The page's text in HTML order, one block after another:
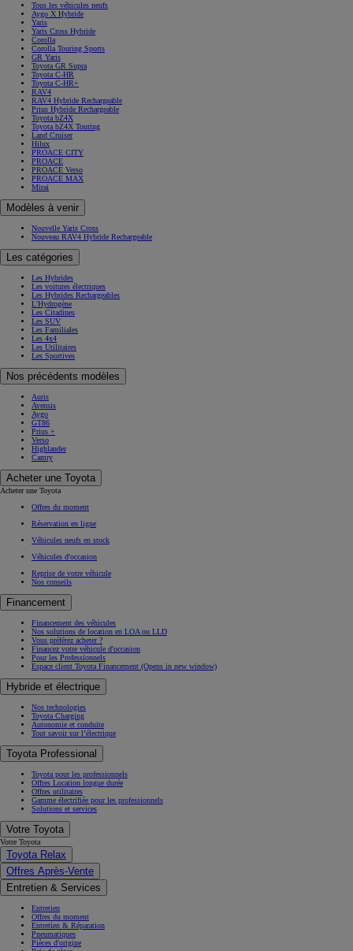
Tous les véhicules neufs
Aygo X Hybride
Yaris
Yaris Cross Hybride
Corolla
Corolla Touring Sports
GR Yaris
Toyota GR Supra
Toyota C-HR
Toyota C-HR+
RAV4
RAV4 Hybride Rechargeable
Prius Hybride Rechargeable
Toyota bZ4X
Toyota bZ4X Touring
Land Cruiser
Hilux
PROACE CITY
PROACE
PROACE Verso
PROACE MAX
Mirai
Modèles à venir
Nouvelle Yaris Cross
Nouveau RAV4 Hybride Rechargeable
Les catégories
Les Hybrides
Les voitures électriques
Les Hybrides Rechargeables
L'Hydrogène
Les Citadines
Les SUV
Les Familiales
Les 4x4
Les Utilitaires
Les Sportives
Nos précédents modèles
Auris
Avensis
Aygo
GT86
Prius +
Verso
Highlander
Camry
Acheter une Toyota
Acheter une Toyota
Offres du moment
Réservation en ligne
Véhicules neufs en stock
Véhicules d'occasion
Reprise de votre véhicule
Nos conseils
Financement
Financement des véhicules
Nos solutions de location en LOA ou LLD
Vous préférez acheter ?
Financez votre véhicule d'occasion
Pour les Professionnels
Espace client Toyota Financement (Opens in new window)
Hybride et électrique
Nos technologies
Toyota Charging
Autonomie et conduite
Tout savoir sur l’électrique
Toyota Professional
Toyota pour les professionnels
Offres Location longue durée
Offres utilitaires
Gamme électrifiée pour les professionnels
Solutions et services
Votre Toyota
Votre Toyota
Toyota Relax
Offres Après-Vente
Entretien & Services
Entretien
Offres du moment
Entretien & Réparation
Pneumatiques
Pièces d'origine